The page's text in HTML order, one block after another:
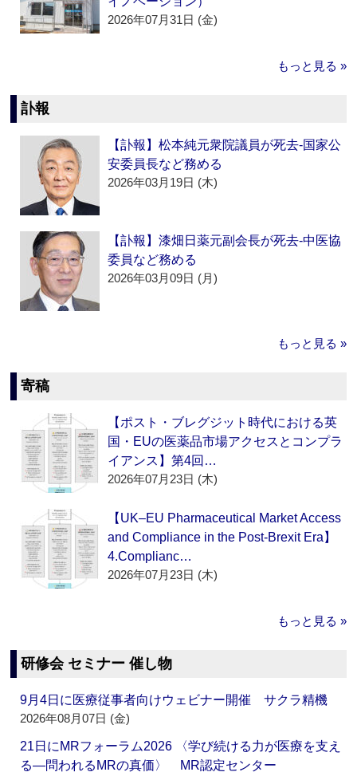
2026年07月31日 (金)
もっと見る »
訃報
【訃報】松本純元衆院議員が死去‐国家公
安委員長など務める
2026年03月19日 (木)
【訃報】漆畑日薬元副会長が死去‐中医協
委員など務める
2026年03月09日 (月)
もっと見る »
寄稿
【ポスト・ブレグジット時代における英
国・EUの医薬品市場アクセスとコンプラ
イアンス】第4回…
2026年07月23日 (木)
【UK–EU Pharmaceutical Market Access
and Compliance in the Post-Brexit Era】
4.Complianc…
2026年07月23日 (木)
もっと見る »
研修会 セミナー 催し物
9月4日に医療従事者向けウェビナー開催 サクラ精機
2026年08月07日 (金)
21日にMRフォーラム2026 〈学び続ける力が医療を支え
る―問われるMRの真価〉 MR認定センター